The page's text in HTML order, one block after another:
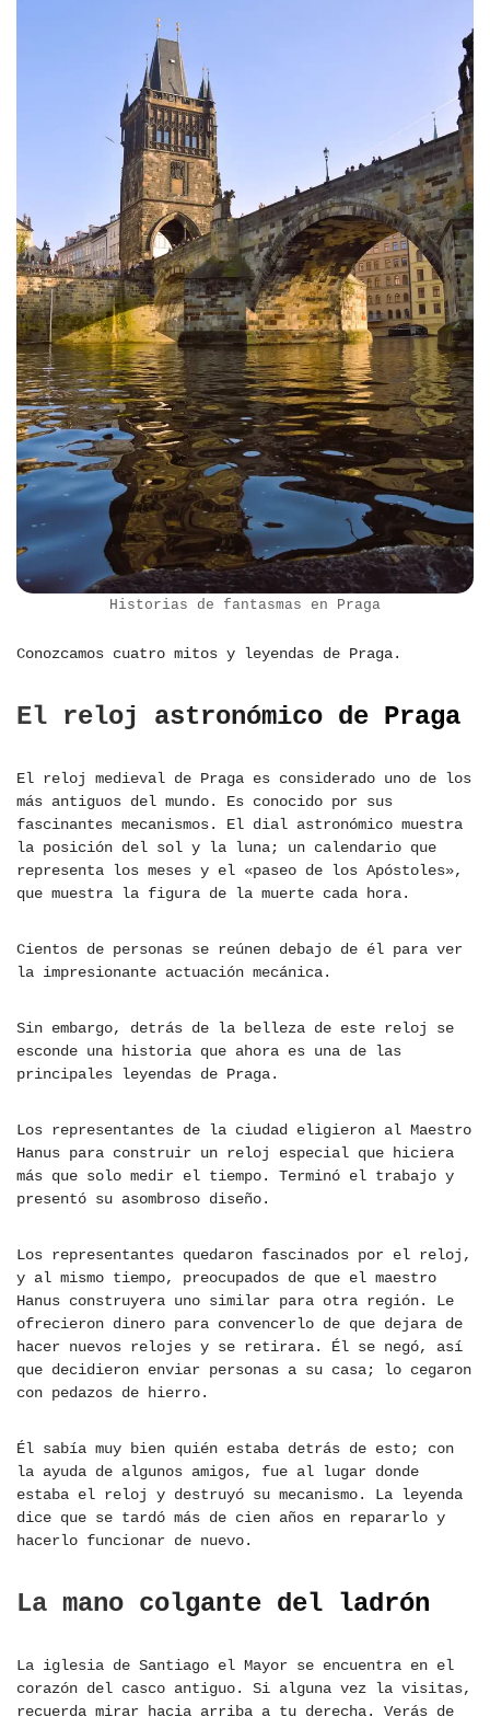
Historias de fantasmas en Praga
Conozcamos cuatro mitos y leyendas de Praga.
El reloj astronómico de Praga
El reloj medieval de Praga es considerado uno de los
más antiguos del mundo. Es conocido por sus
fascinantes mecanismos. El dial astronómico muestra
la posición del sol y la luna; un calendario que
representa los meses y el «paseo de los Apóstoles»,
que muestra la figura de la muerte cada hora.
Cientos de personas se reúnen debajo de él para ver
la impresionante actuación mecánica.
Sin embargo, detrás de la belleza de este reloj se
esconde una historia que ahora es una de las
principales leyendas de Praga.
Los representantes de la ciudad eligieron al Maestro
Hanus para construir un reloj especial que hiciera
más que solo medir el tiempo. Terminó el trabajo y
presentó su asombroso diseño.
Los representantes quedaron fascinados por el reloj,
y al mismo tiempo, preocupados de que el maestro
Hanus construyera uno similar para otra región. Le
ofrecieron dinero para convencerlo de que dejara de
hacer nuevos relojes y se retirara. Él se negó, así
que decidieron enviar personas a su casa; lo cegaron
con pedazos de hierro.
Él sabía muy bien quién estaba detrás de esto; con
la ayuda de algunos amigos, fue al lugar donde
estaba el reloj y destruyó su mecanismo. La leyenda
dice que se tardó más de cien años en repararlo y
hacerlo funcionar de nuevo.
La mano colgante del ladrón
La iglesia de Santiago el Mayor se encuentra en el
corazón del casco antiguo. Si alguna vez la visitas,
recuerda mirar hacia arriba a tu derecha. Verás de